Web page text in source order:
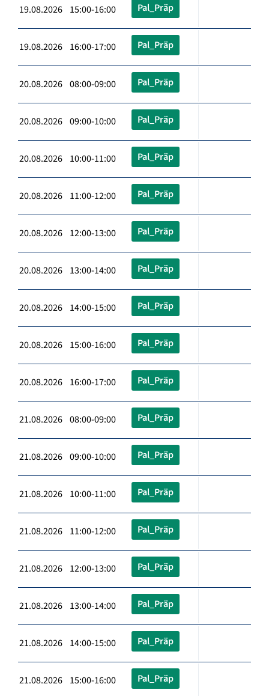
19.08.2026 15:00-16:00 Pal_Präp
19.08.2026 16:00-17:00 Pal_Präp
20.08.2026 08:00-09:00 Pal_Präp
20.08.2026 09:00-10:00 Pal_Präp
20.08.2026 10:00-11:00 Pal_Präp
20.08.2026 11:00-12:00 Pal_Präp
20.08.2026 12:00-13:00 Pal_Präp
20.08.2026 13:00-14:00 Pal_Präp
20.08.2026 14:00-15:00 Pal_Präp
20.08.2026 15:00-16:00 Pal_Präp
20.08.2026 16:00-17:00 Pal_Präp
21.08.2026 08:00-09:00 Pal_Präp
21.08.2026 09:00-10:00 Pal_Präp
21.08.2026 10:00-11:00 Pal_Präp
21.08.2026 11:00-12:00 Pal_Präp
21.08.2026 12:00-13:00 Pal_Präp
21.08.2026 13:00-14:00 Pal_Präp
21.08.2026 14:00-15:00 Pal_Präp
21.08.2026 15:00-16:00 Pal_Präp